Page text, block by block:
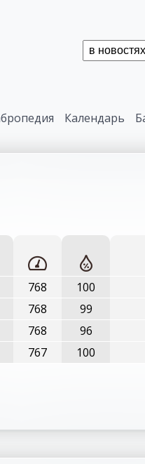
Календарь
768 100
768 99
768 96
767 100